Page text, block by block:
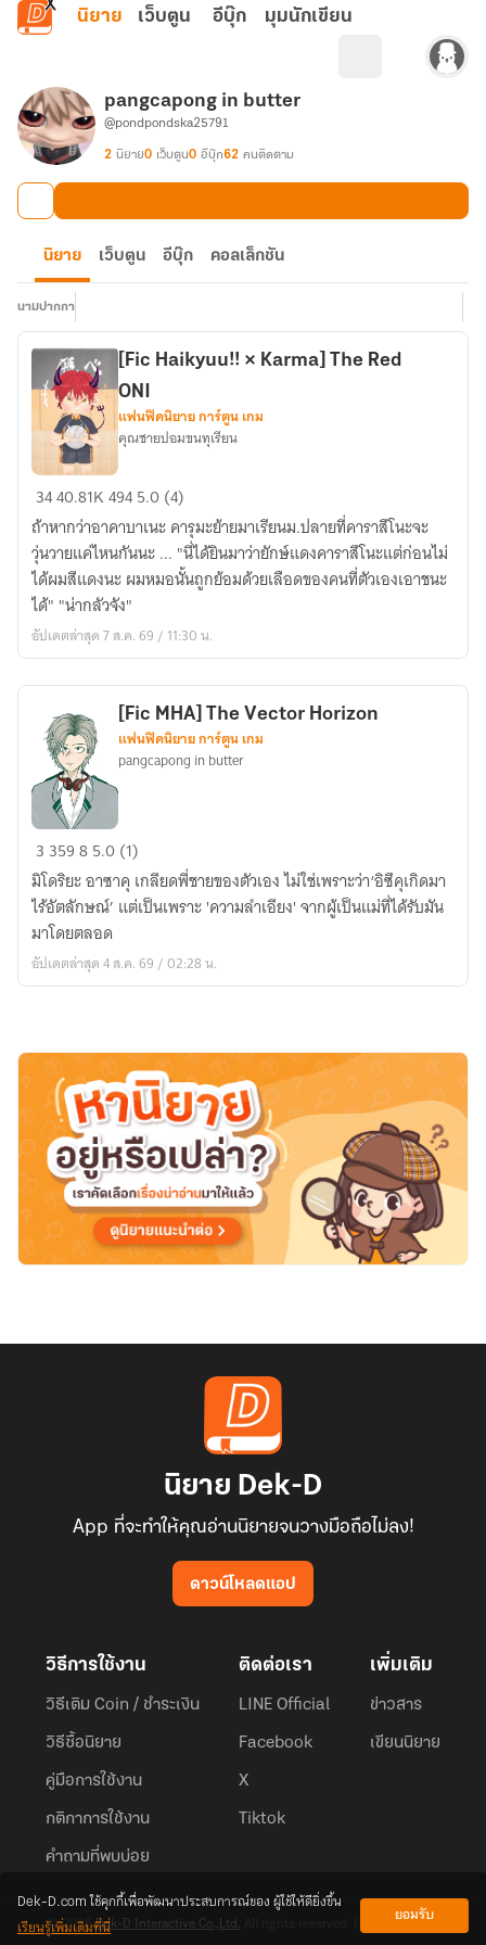
ข้ามไปยังเนื้อหาหลัก
นิยาย เว็บตูน อีบุ๊ก มุมนักเขียน
pangcapong in butter
@pondpondska25791
2 นิยาย0 เว็บตูน0 อีบุ๊ก62 คนติดตาม
นิยาย เว็บตูน อีบุ๊ก คอลเล็กชัน
นามปากกา
[Fic
Haikyuu!!
×
Karma]
The
Red
ONI
[Fic Haikyuu!! × Karma] The Red
ONI
แฟนฟิคนิยาย การ์ตูน เกม
คุณชายปอมขนทุเรียน
3440.81K4945.0 (4)
ถ้าหากว่าอาคาบาเนะ คารุมะย้ายมาเรียนม.ปลายที่คาราสึโนะจะ
วุ่นวายแค่ไหนกันนะ ... "นี่ได้ยินมาว่ายักษ์แดงคาราสึโนะแต่ก่อนไม่
ได้ผมสีแดงนะ ผมหมอนั้นถูกย้อมด้วยเลือดของคนที่ตัวเองเอาชนะ
ได้" "น่ากลัวจัง"
อัปเดตล่าสุด 7 ส.ค. 69 / 11:30 น.
[Fic
MHA]
The
Vector
Horizon
[Fic MHA] The Vector Horizon
แฟนฟิคนิยาย การ์ตูน เกม
pangcapong in butter
3 35985.0 (1)
มิโดริยะ อาซาคุ เกลียดพี่ชายของตัวเอง ไม่ใช่เพราะว่า‘อิซึคุเกิดมา
ไร้อัตลักษณ์’ แต่เป็นเพราะ 'ความลำเอียง' จากผู้เป็นแม่ที่ได้รับมัน
มาโดยตลอด
อัปเดตล่าสุด 4 ส.ค. 69 / 02:28 น.
นิยาย Dek-D
App ที่จะทำให้คุณอ่านนิยายจนวางมือถือไม่ลง!
ดาวน์โหลดแอป
วิธีการใช้งาน
วิธีเติม Coin / ชำระเงิน
วิธีซื้อนิยาย
คู่มือการใช้งาน
กติกาการใช้งาน
คำถามที่พบบ่อย
ติดต่อเรา
LINE Official
Facebook
X
Tiktok
เพิ่มเติม
ข่าวสาร
เขียนนิยาย
© 2026Dek-D Interactive Co.,Ltd.
Dek-D.com ใช้คุกกี้เพื่อพัฒนาประสบการณ์ของ ผู้ใช้ให้ดียิ่งขึ้น
เรียนรู้เพิ่มเติมที่นี่
ยอมรับ